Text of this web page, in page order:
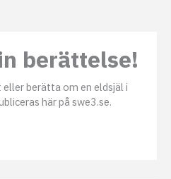
berättelse!
berätta om en eldsjäl i
här på swe3.se.